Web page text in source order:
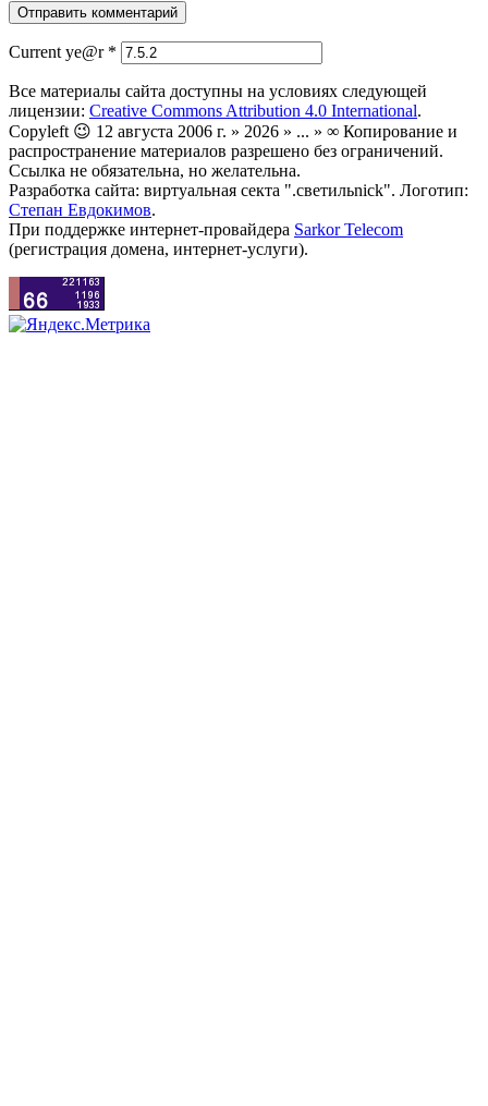
Current ye@r *
Все материалы сайта доступны на условиях следующей
лицензии: Creative Commons Attribution 4.0 International.
Copyleft 😉 12 августа 2006 г. » 2026 » ... » ∞ Копирование и
распространение материалов разрешено без ограничений.
Ссылка не обязательна, но желательна.
Разработка сайта: виртуальная секта ".светильnick". Логотип:
Степан Евдокимов.
При поддержке интернет-провайдера Sarkor Telecom
(регистрация домена, интернет-услуги).